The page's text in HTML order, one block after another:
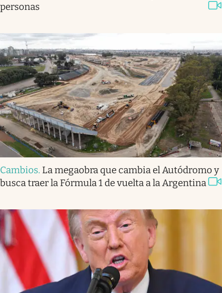
personas
Cambios. La megaobra que cambia el Autódromo y
busca traer la Fórmula 1 de vuelta a la Argentina